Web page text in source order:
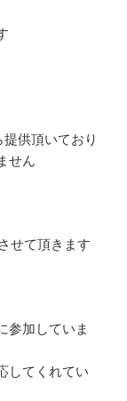
供頂いており
せん
せて頂きます
参加していま
してくれてい